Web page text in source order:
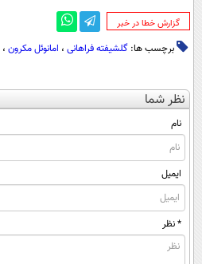
‌گزارش خطا در خبر
برچسب ها: گلشیفته فراهانی ، امانوئل مکرون ،
نظر شما
نام
ایمیل
* نظر